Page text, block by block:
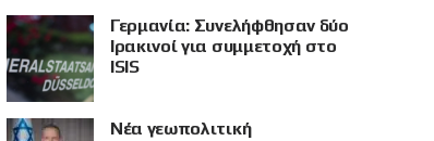
Γερμανία: Συνελήφθησαν δύο
Ιρακινοί για συμμετοχή στο
ISIS
Νέα γεωπολιτική